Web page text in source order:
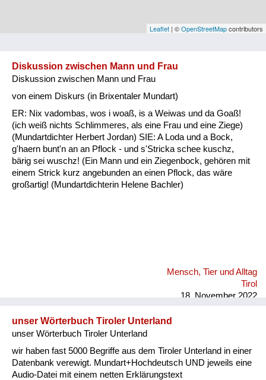
Vorarlberg
Kategorie
Natur und Landwirtschaft
Fluchen und Reden
Mensch, Tier und Alltag
Schmankerln und
Leaflet | ©OpenStreetMapcontributors
Diskussion zwischen Mann und Frau
Diskussion zwischen Mann und Frau
von einem Diskurs (in Brixentaler Mundart)
ER: Nix vadombas, wos i woaß, is a Weiwas und da Goaß!
(ich weiß nichts Schlimmeres, als eine Frau und eine Ziege)
(Mundartdichter Herbert Jordan) SIE: A Loda und a Bock,
g'haern bunt'n an an Pflock - und s'Stricka schee kuschz,
bärig sei wuschz! (Ein Mann und ein Ziegenbock, gehören mit
einem Strick kurz angebunden an einen Pflock, das wäre
großartig! (Mundartdichterin Helene Bachler)
Mensch, Tier und Alltag
Tirol
18. November 2022
unser Wörterbuch Tiroler Unterland
unser Wörterbuch Tiroler Unterland
wir haben fast 5000 Begriffe aus dem Tiroler Unterland in einer
Datenbank verewigt. Mundart+Hochdeutsch UND jeweils eine
Audio-Datei mit einem netten Erklärungstext